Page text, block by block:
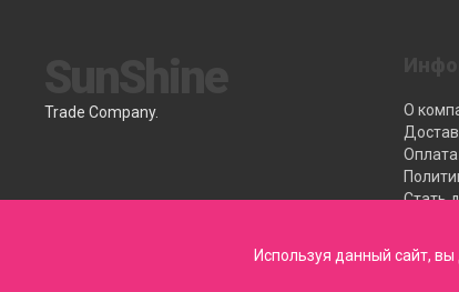
Trade Company.
О
Оплата
Стать
Используя данный сайт,